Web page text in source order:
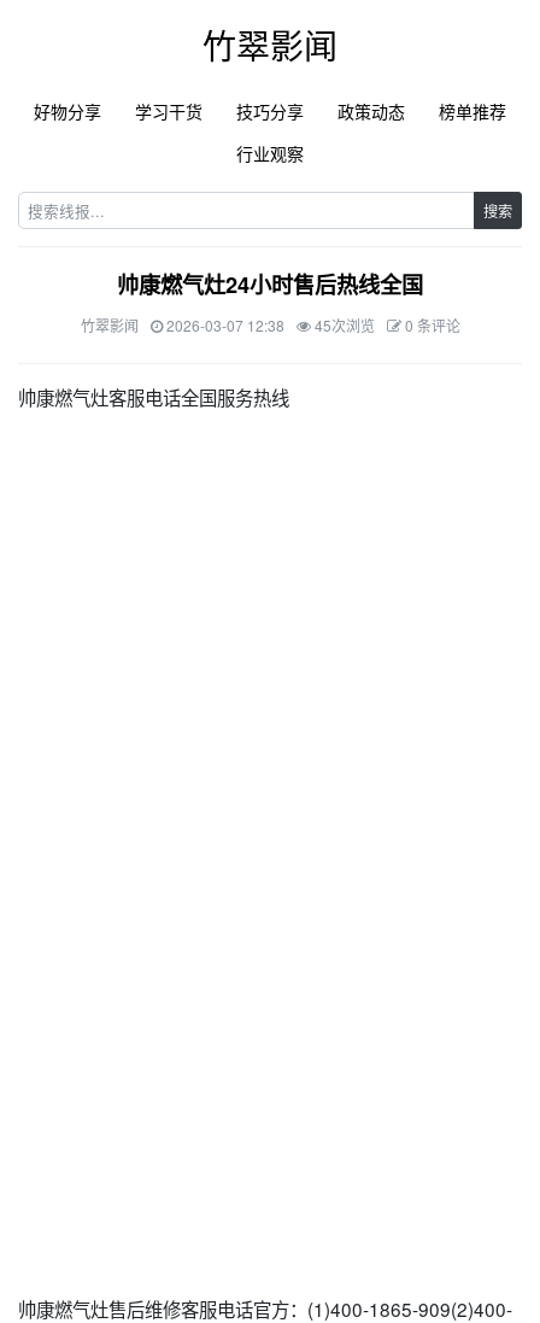
竹翠影闻
好物分享 学习干货 技巧分享 政策动态
榜单推荐
行业观察
搜索
帅康燃气灶24小时售后热线全国
竹翠影闻 2026-03-07 12:38 45次浏览 0 条评论
帅康燃气灶客服电话全国服务热线
帅康燃气灶售后维修客服电话官方：(1)400-1865-909(2)400-